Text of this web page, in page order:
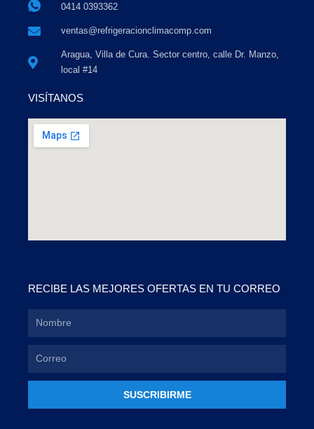
0414 0393362
ventas@refrigeracionclimacomp.com
Aragua, Villa de Cura. Sector centro, calle Dr. Manzo,
local #14
VISÍTANOS
RECIBE LAS MEJORES OFERTAS EN TU CORREO
SUSCRIBIRME